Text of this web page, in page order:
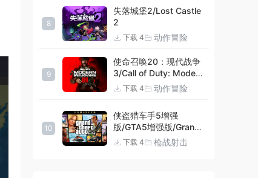
集成DLCs 赠多项修改器
+赠999等级.荣誉技能.
紫色荣誉头框.荣誉枪械
技能.解锁存档 解压即玩
8
失落城堡2/Lost Castle
2
下载 4 动作冒险
9
使命召唤20：现代战争
3/Call of Duty: Modern
Warfare III
下载 4 动作冒险
10
侠盗猎车手5增强
版/GTA5增强版/Grand
Theft Auto V
下载 4 枪战射击